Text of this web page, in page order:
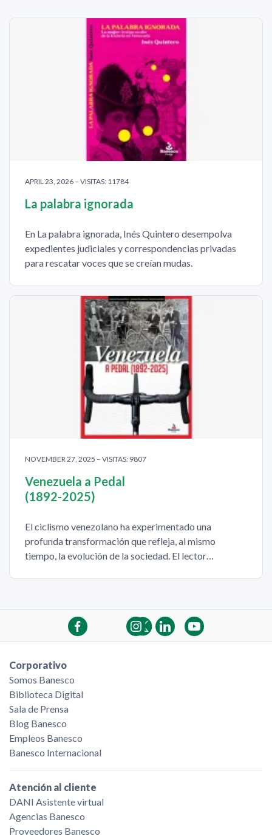
APRIL 23, 2026 – VISITAS: 11784
La palabra ignorada
En La palabra ignorada, Inés Quintero desempolva
expedientes judiciales y correspondencias privadas
para rescatar voces que se creían mudas.
NOVEMBER 27, 2025 – VISITAS: 9807
Venezuela a Pedal
(1892-2025)
El ciclismo venezolano ha experimentado una
profunda transformación que refleja, al mismo
tiempo, la evolución de la sociedad. El lector…
Corporativo
Somos Banesco
Biblioteca Digital
Sala de Prensa
Blog Banesco
Empleos Banesco
Banesco Internacional
Atención al cliente
DANI Asistente virtual
Agencias Banesco
Proveedores Banesco